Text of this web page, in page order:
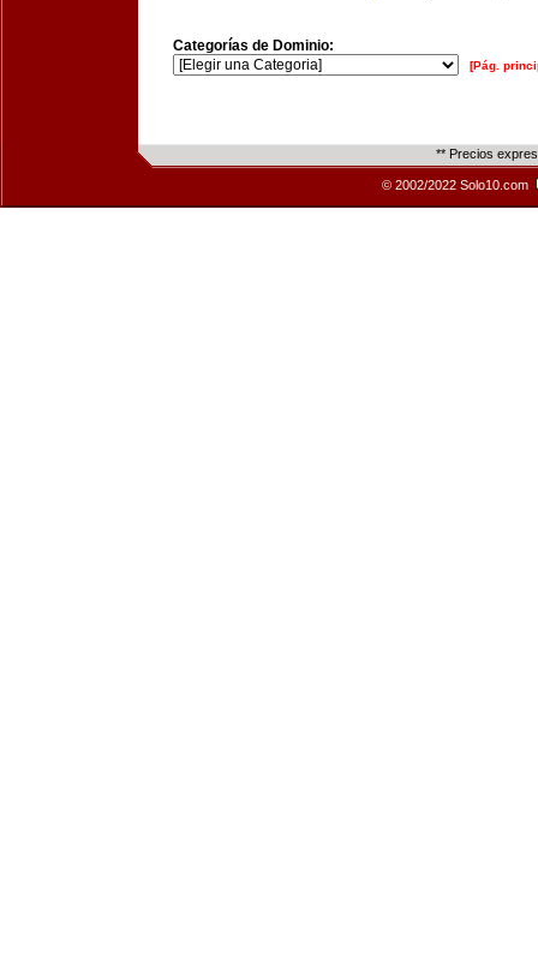
Categorías de Dominio:
[Pág.
** Precios
© 2002/2022 Solo10.com